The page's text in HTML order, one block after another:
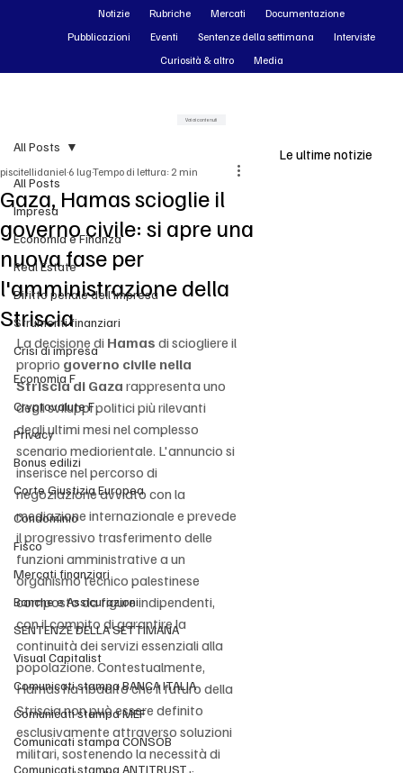
All Posts
Impresa
Economia e Finanza
Real Estate
Diritto penale dell'impresa
Strumenti finanziari
Crisi di impresa
Economia F
Cryptovalute F
Privacy
Bonus edilizi
Corte Giustizia Europea
Condominio
Fisco
Mercati finanziari
Banche e Assicurazioni
SENTENZE DELLA SETTIMANA
Visual Capitalist
Comunicati stampa BANCA ITALIA
Comunicati stampa MEF
Comunicati stampa CONSOB
Comunicati stampa ANTITRUST
All Posts
Gaza, Hamas scioglie il
governo civile: si apre una
nuova fase per
l'amministrazione della
Striscia
piscitellidaniel 6 lugTempo di lettura: 2 min
La decisione di Hamas di sciogliere il
proprio governo civile nella
Striscia di Gaza rappresenta uno
degli sviluppi politici più rilevanti
degli ultimi mesi nel complesso
scenario mediorientale. L'annuncio si
inserisce nel percorso di
negoziazione avviato con la
mediazione internazionale e prevede
il progressivo trasferimento delle
funzioni amministrative a un
organismo tecnico palestinese
composto da figure indipendenti,
con il compito di garantire la
continuità dei servizi essenziali alla
popolazione. Contestualmente,
Hamas ha ribadito che il futuro della
Striscia non può essere definito
esclusivamente attraverso soluzioni
militari, sostenendo la necessità di
Le ultime notizie
Notizie Rubriche Mercati
Documentazione
Pubblicazioni
Eventi Sentenze della settimana
Interviste
Curiosità & altro
Media
Vai ai contenuti